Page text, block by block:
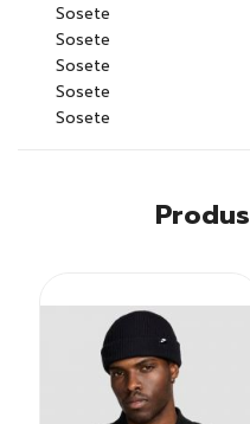
Sosete
Sosete
Sosete
Sosete
Sosete